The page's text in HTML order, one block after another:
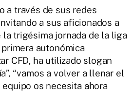
a través de sus redes
a sus aficionados a
trigésima jornada de la liga
autonómica
CFD, ha utilizado slogan
“vamos a volver a llenar el
equipo os necesita ahora